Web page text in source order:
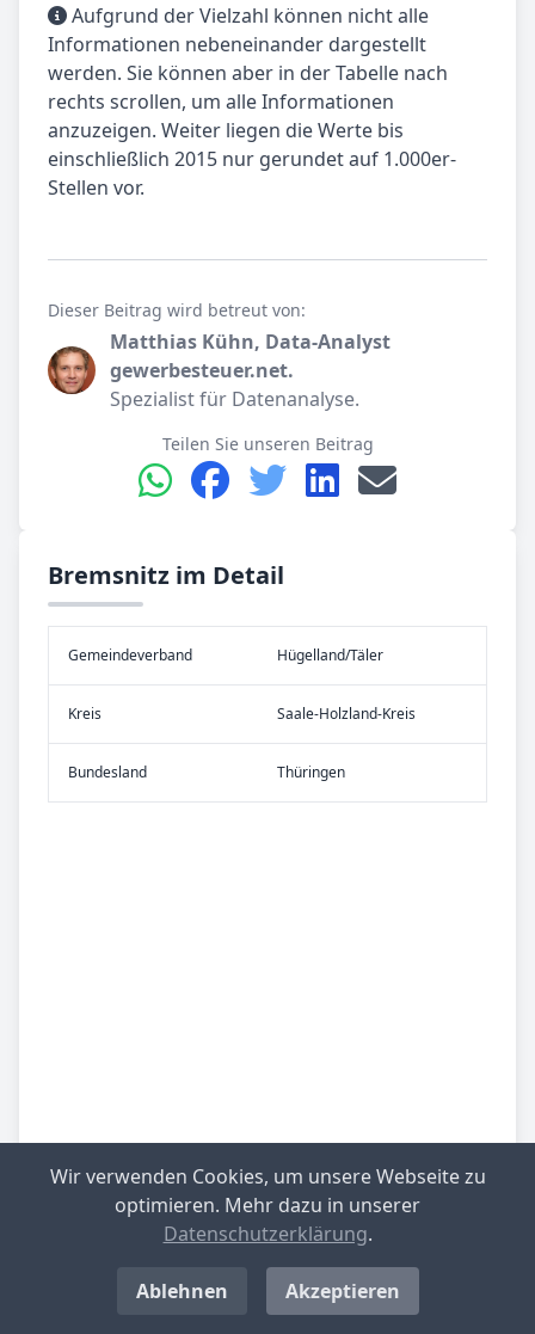
Aufgrund der Vielzahl können nicht alle
Informationen nebeneinander dargestellt
werden. Sie können aber in der Tabelle nach
rechts scrollen, um alle Informationen
anzuzeigen. Weiter liegen die Werte bis
einschließlich 2015 nur gerundet auf 1.000er-
Stellen vor.
Dieser Beitrag wird betreut von:
Matthias Kühn, Data-Analyst
gewerbesteuer.net.
Spezialist für Datenanalyse.
Teilen Sie unseren Beitrag
Bremsnitz im Detail
Gemeinde­verband Hügelland/Täler
Kreis Saale-Holzland-Kreis
Bundes­land Thüringen
gering besiedelt
Saaleland
Wir verwenden Cookies, um unsere Webseite zu
optimieren. Mehr dazu in unserer
Datenschutzerklärung.
Ablehnen Akzeptieren